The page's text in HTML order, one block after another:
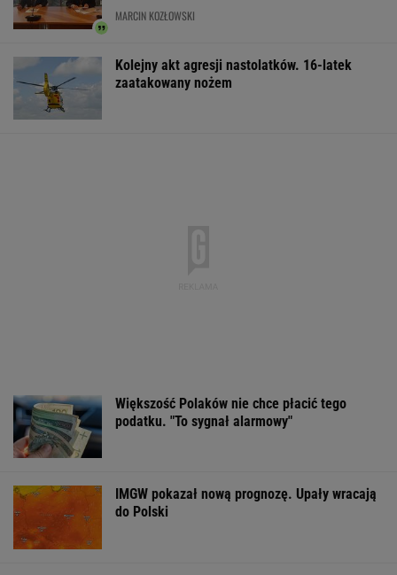
MARCIN KOZŁOWSKI
Kolejny akt agresji nastolatków. 16-latek
zaatakowany nożem
Większość Polaków nie chce płacić tego
podatku. "To sygnał alarmowy"
IMGW pokazał nową prognozę. Upały wracają
do Polski